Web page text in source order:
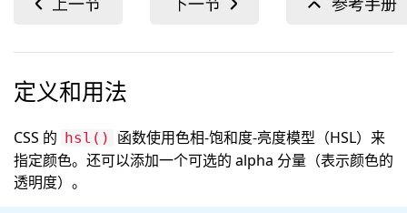
定义和用法
CSS 的 hsl()
函数使用色相-饱和度-亮度模型（HSL）来
指定颜色。还可以添加一个可选的 alpha 分量（表示颜色的
透明度）。